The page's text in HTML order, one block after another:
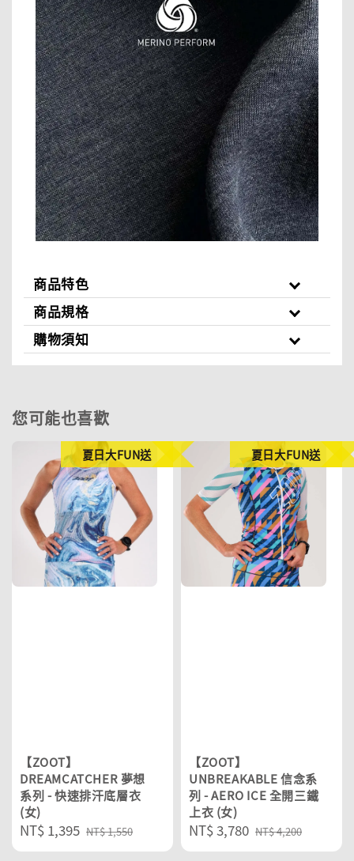
商品特色
商品規格
購物須知
您可能也喜歡
夏日大FUN送
【ZOOT】
DREAMCATCHER 夢想
系列 - 快速排汗底層衣
(女)
Sale
price
NT$ 1,395 Regular
price
NT$ 1,550
夏日大FUN送
【ZOOT】
UNBREAKABLE 信念系
列 - AERO ICE 全開三鐵
上衣 (女)
Sale
price
NT$ 3,780 Regular
price
NT$ 4,200